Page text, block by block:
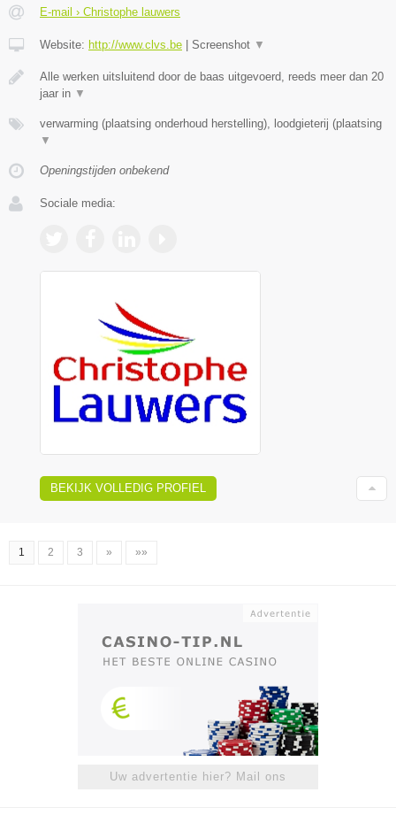
E-mail › Christophe lauwers
Website: http://www.clvs.be Screenshot ▼
Alle werken uitsluitend door de baas uitgevoerd, reeds meer dan 20
jaar in ▼
verwarming (plaatsing onderhoud herstelling), loodgieterij (plaatsing
▼
Openingstijden onbekend
Sociale media:
BEKIJK VOLLEDIG PROFIEL
1 2 3 » »»
Uw advertentie hier? Mail ons